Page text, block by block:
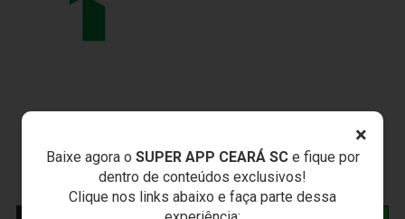
×
Baixe agora o SUPER APP CEARÁ SCe fique por
dentro de conteúdos exclusivos!
Clique nos links abaixo e faça parte dessa